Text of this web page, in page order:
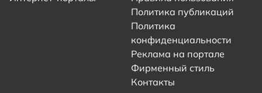
Политика публикаций
Политика
конфиденциальности
Реклама на портале
Фирменный стиль
Контакты